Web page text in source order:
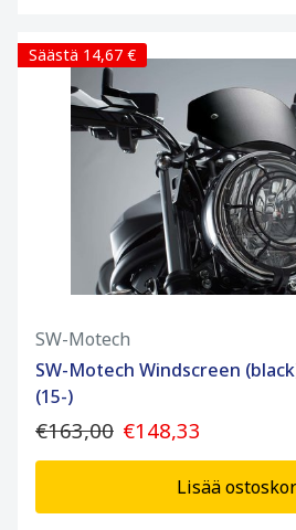
Säästä 14,67 €
SW-Motech
SW-Motech Windscreen
(15-)
€163,00 €148,33
Lisää